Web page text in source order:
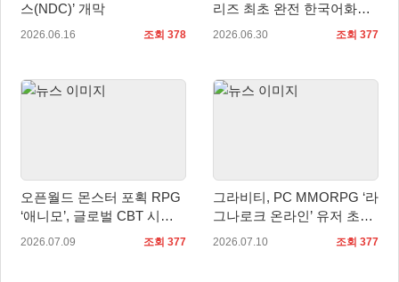
스(NDC)’ 개막
2026.06.16 조회 378
리즈 최초 완전 한국어화…
7월 16일 발매
2026.06.30 조회 377
오픈월드 몬스터 포획 RPG
‘애니모’, 글로벌 CBT 시
작… 판타지 생태계 직접 만
2026.07.09 조회 377
그라비티, PC MMORPG ‘라
그나로크 온라인’ 유저 초청
토론회 개최!
2026.07.10 조회 377